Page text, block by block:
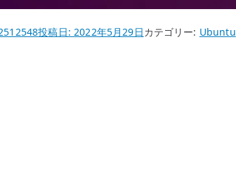
投稿日:2022年5月29日カテゴリー: Ubuntu